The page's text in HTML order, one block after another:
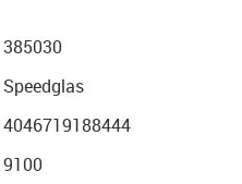
385030
Speedglas
4046719188444
9100